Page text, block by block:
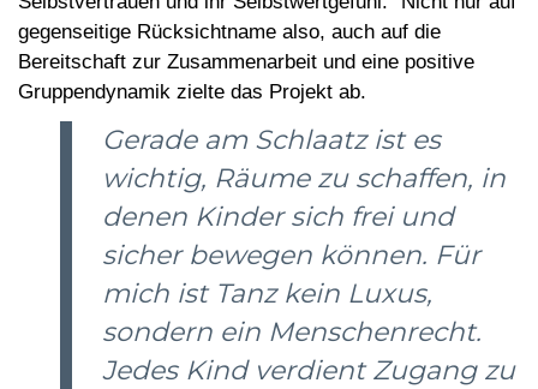
gegenseitige Rücksichtname also, auch auf die
Bereitschaft zur Zusammenarbeit und eine positive
Gruppendynamik zielte das Projekt ab.
Gerade am Schlaatz ist es
wichtig, Räume zu schaffen, in
denen Kinder sich frei und
sicher bewegen können. Für
mich ist Tanz kein Luxus,
sondern ein Menschenrecht.
Jedes Kind verdient Zugang zu